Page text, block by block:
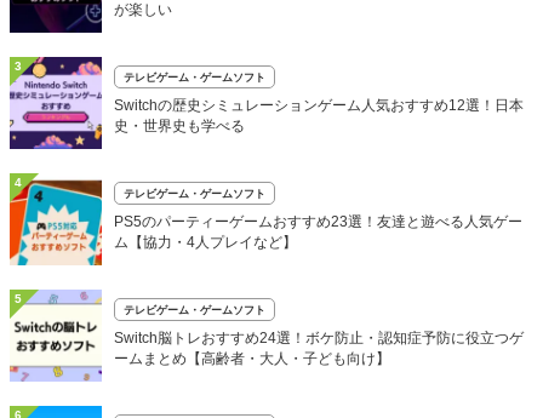
が楽しい
3
テレビゲーム・ゲームソフト
Switchの歴史シミュレーションゲーム人気おすすめ12選！日本
史・世界史も学べる
4
テレビゲーム・ゲームソフト
PS5のパーティーゲームおすすめ23選！友達と遊べる人気ゲー
ム【協力・4人プレイなど】
5
テレビゲーム・ゲームソフト
Switch脳トレおすすめ24選！ボケ防止・認知症予防に役立つゲ
ームまとめ【高齢者・大人・子ども向け】
6